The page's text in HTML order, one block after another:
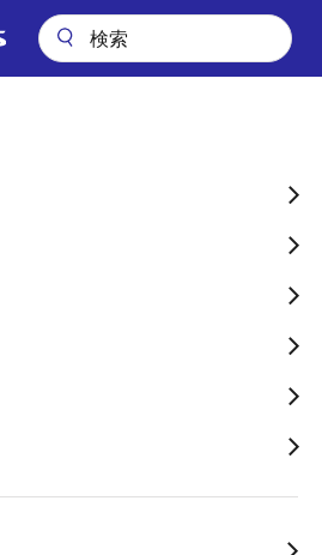
Main
ガイド (2/3) - RX 用プロジェクトの作成
ックスター
3) - RX 用プロ
成
いて